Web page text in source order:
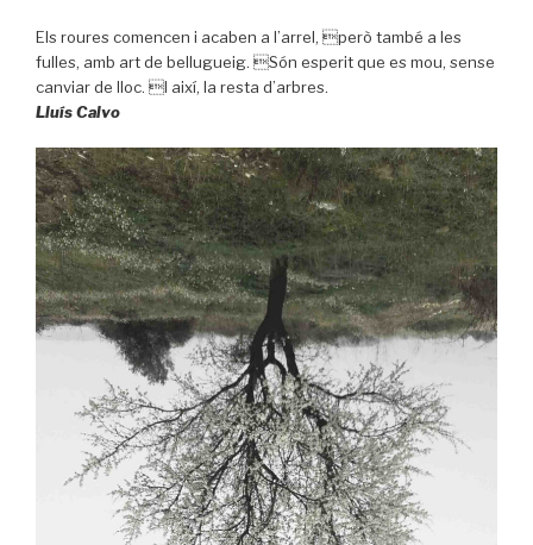
Els roures comencen i acaben a l’arrel, però també a les
fulles, amb art de bellugueig. Són esperit que es mou, sense
canviar de lloc. I així, la resta d’arbres.
Lluís Calvo